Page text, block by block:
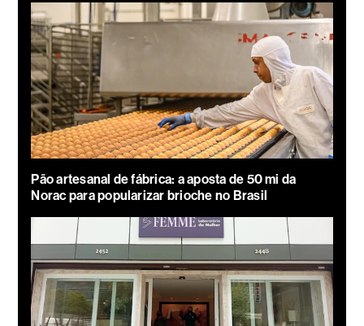
Pão artesanal de fábrica: a aposta de 50 mi da
Norac para popularizar brioche no Brasil